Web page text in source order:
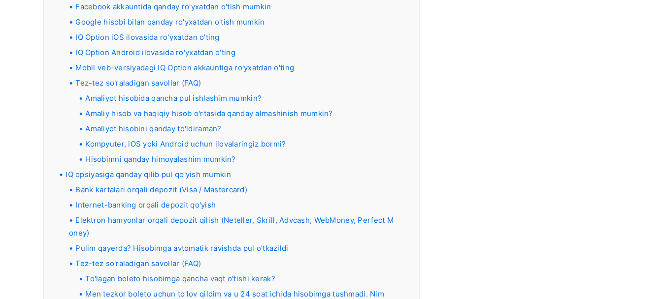
Facebook akkauntida qanday ro'yxatdan o'tish mumkin
Google hisobi bilan qanday ro'yxatdan o'tish mumkin
IQ Option iOS ilovasida ro'yxatdan o'ting
IQ Option Android ilovasida ro'yxatdan o'ting
Mobil veb-versiyadagi IQ Option akkauntiga ro'yxatdan o'ting
Tez-tez so'raladigan savollar (FAQ)
Amaliyot hisobida qancha pul ishlashim mumkin?
Amaliy hisob va haqiqiy hisob o'rtasida qanday almashinish mumkin?
Amaliyot hisobini qanday to'ldiraman?
Kompyuter, iOS yoki Android uchun ilovalaringiz bormi?
Hisobimni qanday himoyalashim mumkin?
IQ opsiyasiga qanday qilib pul qo'yish mumkin
Bank kartalari orqali depozit (Visa / Mastercard)
Internet-banking orqali depozit qo'yish
Elektron hamyonlar orqali depozit qilish (Neteller, Skrill, Advcash, WebMoney, Perfect M
oney)
Pulim qayerda? Hisobimga avtomatik ravishda pul o'tkazildi
Tez-tez so'raladigan savollar (FAQ)
To'lagan boleto hisobimga qancha vaqt o'tishi kerak?
Men tezkor boleto uchun to'lov qildim va u 24 soat ichida hisobimga tushmadi. Nim